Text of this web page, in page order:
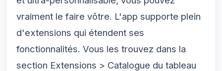
vraiment le faire vôtre. L'app supporte plein
d'extensions qui étendent ses
fonctionnalités. Vous les trouvez dans la
section Extensions > Catalogue du tableau